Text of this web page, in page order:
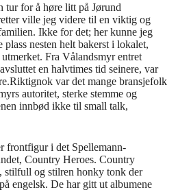
tur for å høre litt på Jørund
ville jeg videre til en viktig og
Ikke for det; her kunne jeg
nesten helt bakerst i lokalet,
Fra Vålandsmyr entret
en halvtimes tid seinere, var
var det mange bransjefolk
autoritet, sterke stemme og
innbød ikke til small talk,
frontfigur i det Spellemann-
Country Heroes. Country
stilfull og stilren honky tonk der
engelsk. De har gitt ut albumene